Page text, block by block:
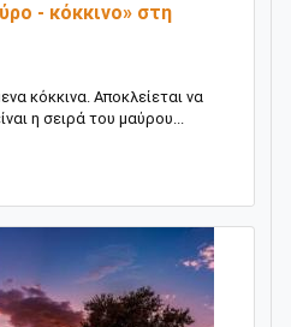
- κόκκινο» στη
κόκκινα. Αποκλείεται να
η σειρά του μαύρου...